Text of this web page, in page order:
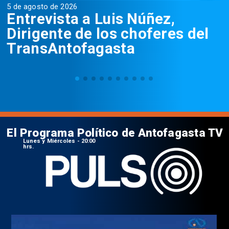
5 de agosto de 2026
Entrevista a Luis Núñez,
Dirigente de los choferes del
TransAntofagasta
El Programa Político de Antofagasta TV
Lunes y Miércoles - 20:00
hrs.